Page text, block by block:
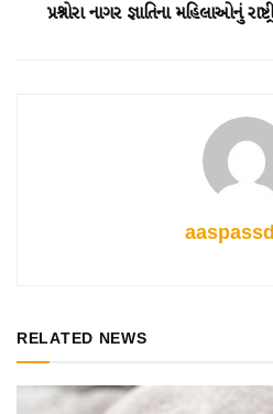
પ્રશ્નોરા નાગર જ્ઞાતિના મહિલાઓનું
RELATED NEWS